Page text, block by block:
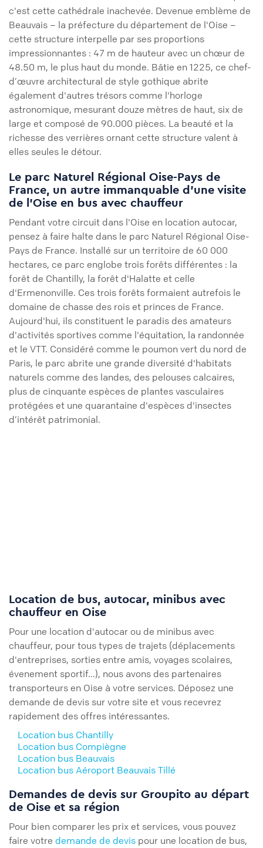
c'est cette cathédrale inachevée. Devenue emblème de
Beauvais – la préfecture du département de l'Oise –
cette structure interpelle par ses proportions
impressionnantes : 47 m de hauteur avec un chœur de
48.50 m, le plus haut du monde. Bâtie en 1225, ce chef-
d’œuvre architectural de style gothique abrite
également d'autres trésors comme l'horloge
astronomique, mesurant douze mètres de haut, six de
large et composé de 90.000 pièces. La beauté et la
richesse des verrières ornant cette structure valent à
elles seules le détour.
Le parc Naturel Régional Oise-Pays de
France, un autre immanquable d'une visite
de l'Oise en bus avec chauffeur
Pendant votre circuit dans l'Oise en location autocar,
pensez à faire halte dans le parc Naturel Régional Oise-
Pays de France. Installé sur un territoire de 60 000
hectares, ce parc englobe trois forêts différentes : la
forêt de Chantilly, la forêt d'Halatte et celle
d'Ermenonville. Ces trois forêts formaient autrefois le
domaine de chasse des rois et princes de France.
Aujourd'hui, ils constituent le paradis des amateurs
d'activités sportives comme l'équitation, la randonnée
et le VTT. Considéré comme le poumon vert du nord de
Paris, le parc abrite une grande diversité d'habitats
naturels comme des landes, des pelouses calcaires,
plus de cinquante espèces de plantes vasculaires
protégées et une quarantaine d'espèces d'insectes
d’intérêt patrimonial.
Location de bus, autocar, minibus avec
chauffeur en Oise
Pour une location d'autocar ou de minibus avec
chauffeur, pour tous types de trajets (déplacements
d'entreprises, sorties entre amis, voyages scolaires,
évenement sportif...), nous avons des partenaires
transporteurs en Oise à votre services. Déposez une
demande de devis sur votre site et vous recevrez
rapidement des offres intéressantes.
Location bus Chantilly
Location bus Compiègne
Location bus Beauvais
Location bus Aéroport Beauvais Tillé
Demandes de devis sur Groupito au départ
de Oise et sa région
Pour bien comparer les prix et services, vous pouvez
faire votre demande de devis pour une location de bus,